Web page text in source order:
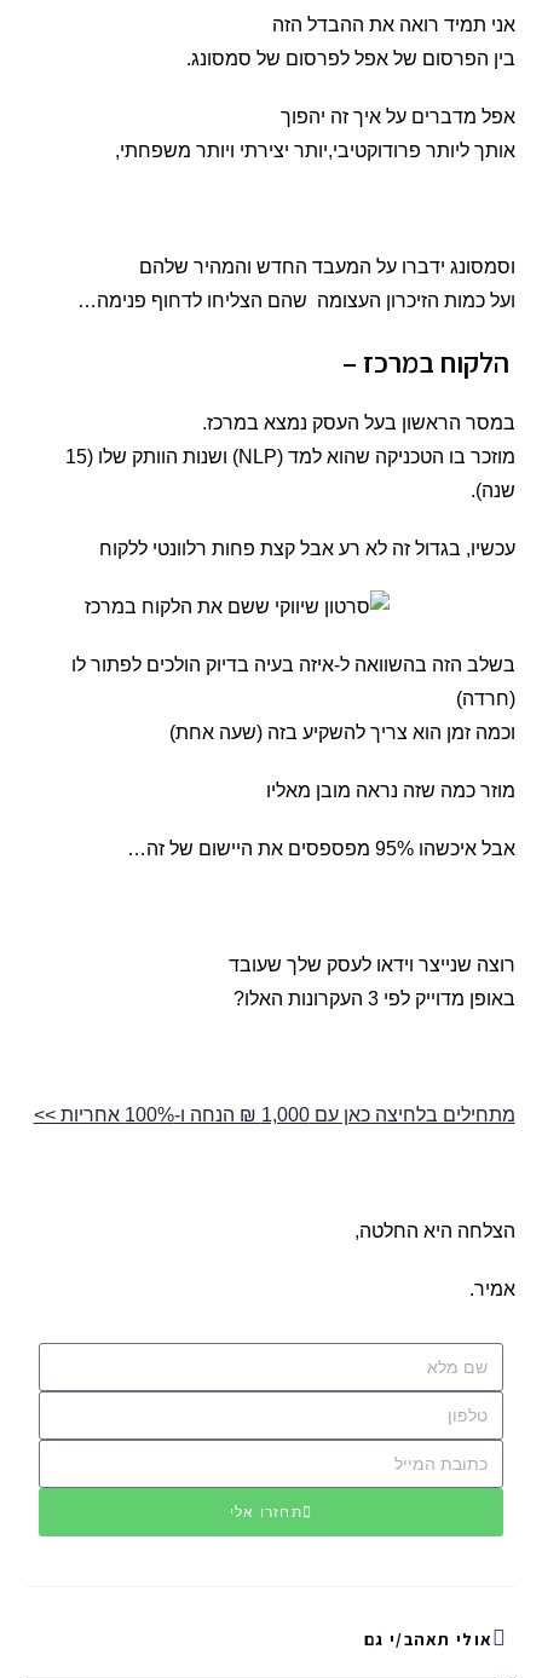
אני תמיד רואה את ההבדל הזה
בין הפרסום של אפל לפרסום של סמסונג.
אפל מדברים על איך זה יהפוך
אותך ליותר פרודוקטיבי,יותר יצירתי ויותר משפחתי,
וסמסונג ידברו על המעבד החדש והמהיר שלהם
ועל כמות הזיכרון העצומה שהם הצליחו לדחוף פנימה…
הלקוח במרכז –
במסר הראשון בעל העסק נמצא במרכז.
מוזכר בו הטכניקה שהוא למד (NLP) ושנות הוותק שלו (15
שנה).
עכשיו, בגדול זה לא רע אבל קצת פחות רלוונטי ללקוח
בשלב הזה בהשוואה ל-איזה בעיה בדיוק הולכים לפתור לו
(חרדה)
וכמה זמן הוא צריך להשקיע בזה (שעה אחת)
מוזר כמה שזה נראה מובן מאליו
אבל איכשהו 95% מפספסים את היישום של זה…
רוצה שנייצר וידאו לעסק שלך שעובד
באופן מדוייק לפי 3 העקרונות האלו?
מתחילים בלחיצה כאן עם 1,000 ₪ הנחה ו-100% אחריות >>
הצלחה היא החלטה,
אמיר.
תחזרו אלי
אולי תאהב/י גם